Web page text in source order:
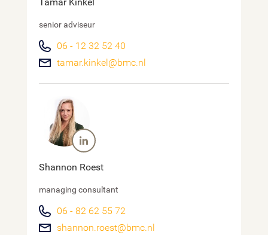
senior adviseur
06 - 12 32 52 40
tamar.kinkel@bmc.nl
Shannon Roest
managing consultant
06 - 82 62 55 72
shannon.roest@bmc.nl